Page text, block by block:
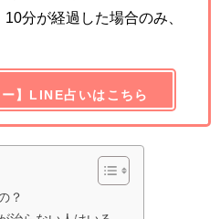
分が経過した場合のみ、
】LINE占いはこちら
？